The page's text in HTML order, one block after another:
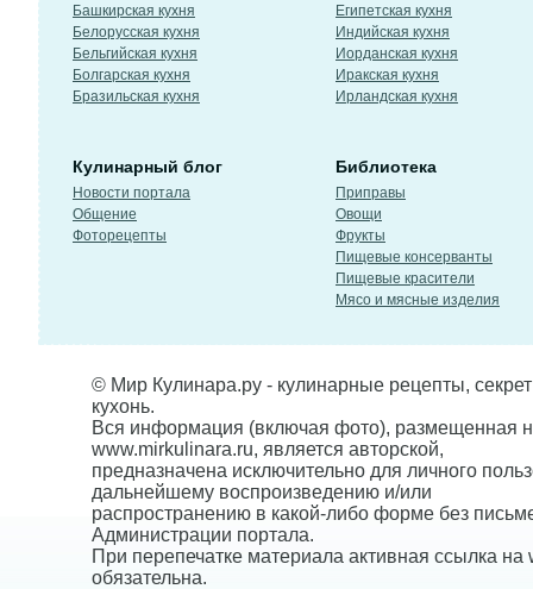
Башкирская кухня
Белорусская кухня
Бельгийская кухня
Болгарская кухня
Бразильская кухня
Египетская кухня
Индийская кухня
Иорданская кухня
Иракская кухня
Ирландская кухня
Кулинарный блог
Новости портала
Общение
Фоторецепты
Библиотека
Приправы
Овощи
Фрукты
Пищевые консерванты
Пищевые красители
Мясо и мясные изделия
© Мир Кулинара.ру - кулинарные рецепты,
кухонь.
Вся информация (включая фото), размещенная
www.mirkulinara.ru, является авторской,
предназначена исключительно для личного
дальнейшему воспроизведению и/или
распространению в какой-либо форме без
Администрации портала.
При перепечатке материала активная ссылка на
обязательна.